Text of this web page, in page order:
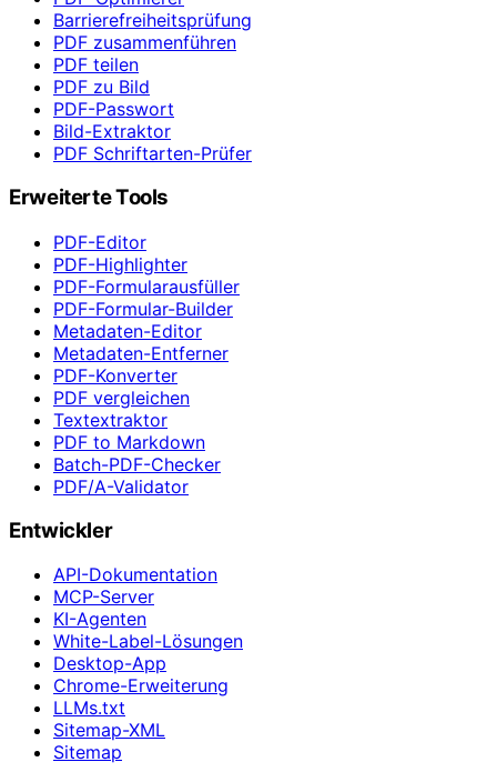
Barrierefreiheitsprüfung
PDF zusammenführen
PDF teilen
PDF zu Bild
PDF-Passwort
Bild-Extraktor
PDF Schriftarten-Prüfer
Erweiterte Tools
PDF-Editor
PDF-Highlighter
PDF-Formularausfüller
PDF-Formular-Builder
Metadaten-Editor
Metadaten-Entferner
PDF-Konverter
PDF vergleichen
Textextraktor
PDF to Markdown
Batch-PDF-Checker
PDF/A-Validator
Entwickler
API-Dokumentation
MCP-Server
KI-Agenten
White-Label-Lösungen
Desktop-App
Chrome-Erweiterung
LLMs.txt
Sitemap-XML
Sitemap